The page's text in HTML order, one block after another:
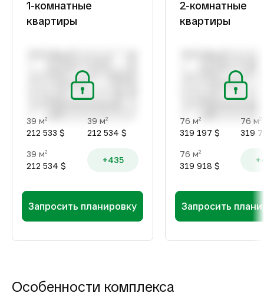
1-комнатные
квартиры
39 м2
212 533 $
39 м2
212 534 $
39 м2
212 534 $
+435
Запросить планировку
2-комнатные
квартиры
76 м2
319 197 $
76 м2
319
76 м2
319 918 $
Запросить
Особенности комплекса